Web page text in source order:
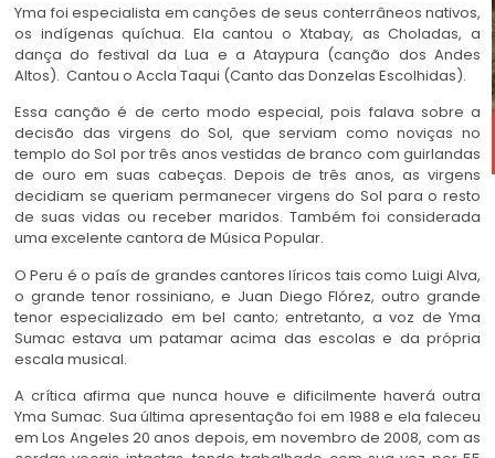
Yma foi especialista em canções de seus conterrâneos nativos,
os indígenas quíchua. Ela cantou o Xtabay, as Choladas, a
dança do festival da Lua e a Ataypura (canção dos Andes
Altos). Cantou o Accla Taqui (Canto das Donzelas Escolhidas).
Essa canção é de certo modo especial, pois falava sobre a
decisão das virgens do Sol, que serviam como noviças no
templo do Sol por três anos vestidas de branco com guirlandas
de ouro em suas cabeças. Depois de três anos, as virgens
decidiam se queriam permanecer virgens do Sol para o resto
de suas vidas ou receber maridos. Também foi considerada
uma excelente cantora de Música Popular.
O Peru é o país de grandes cantores líricos tais como Luigi Alva,
o grande tenor rossiniano, e Juan Diego Flórez, outro grande
tenor especializado em bel canto; entretanto, a voz de Yma
Sumac estava um patamar acima das escolas e da própria
escala musical.
A crítica afirma que nunca houve e dificilmente haverá outra
Yma Sumac. Sua última apresentação foi em 1988 e ela faleceu
em Los Angeles 20 anos depois, em novembro de 2008, com as